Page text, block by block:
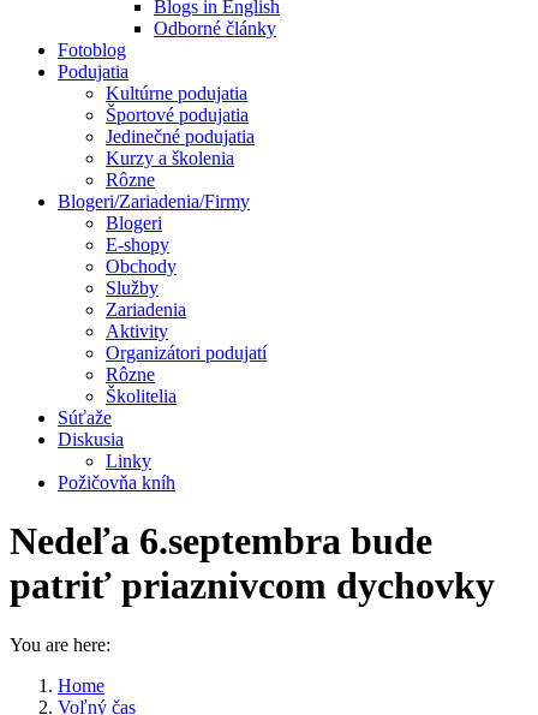
Blogs in English
Odborné články
Fotoblog
Podujatia
Kultúrne podujatia
Športové podujatia
Jedinečné podujatia
Kurzy a školenia
Rôzne
Blogeri/Zariadenia/Firmy
Blogeri
E-shopy
Obchody
Služby
Zariadenia
Aktivity
Organizátori podujatí
Rôzne
Školitelia
Súťaže
Diskusia
Linky
Požičovňa kníh
Nedeľa 6.septembra bude
patriť priaznivcom dychovky
You are here:
Home
Voľný čas